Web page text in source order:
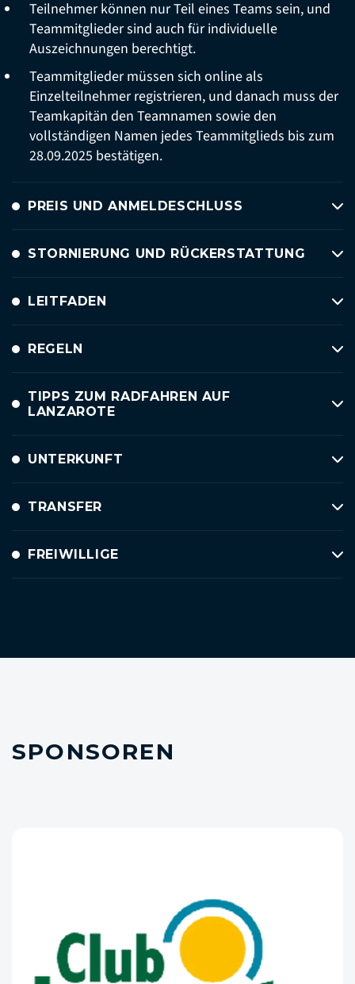
Teilnehmer können nur Teil eines Teams sein, und
Teammitglieder sind auch für individuelle
Auszeichnungen berechtigt.
Teammitglieder müssen sich online als
Einzelteilnehmer registrieren, und danach muss der
Teamkapitän den Teamnamen sowie den
vollständigen Namen jedes Teammitglieds bis zum
28.09.2025 bestätigen.
PREIS UND ANMELDESCHLUSS
STORNIERUNG UND RÜCKERSTATTUNG
LEITFADEN
REGELN
TIPPS ZUM RADFAHREN AUF
LANZAROTE
UNTERKUNFT
TRANSFER
FREIWILLIGE
SPONSOREN